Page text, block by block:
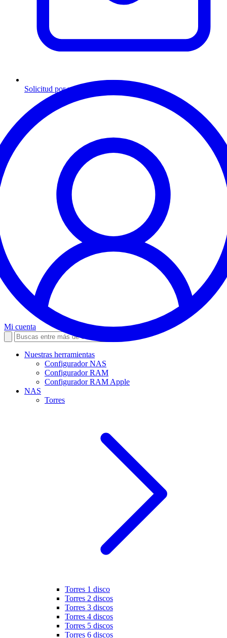
Solicitud por mensaje
Mi cuenta
Nuestras herramientas
Configurador NAS
Configurador RAM
Configurador RAM Apple
NAS
Torres
Torres 1 disco
Torres 2 discos
Torres 3 discos
Torres 4 discos
Torres 5 discos
Torres 6 discos